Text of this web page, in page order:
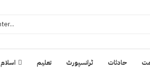
اسلام تعلیم ٹرانسپورٹ حادثات